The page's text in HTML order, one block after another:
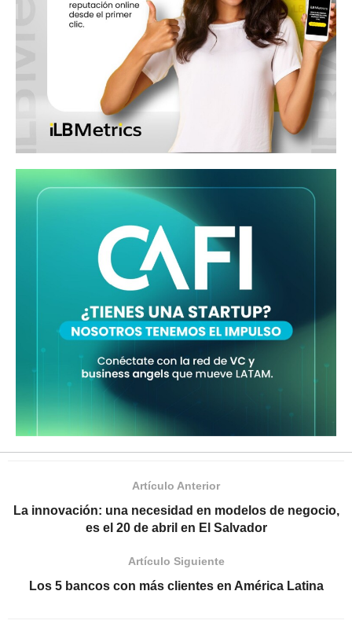
Artículo Anterior
La innovación: una necesidad en modelos de negocio,
es el 20 de abril en El Salvador
Artículo Siguiente
Los 5 bancos con más clientes en América Latina